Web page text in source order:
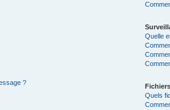
?
Quelle
Quels